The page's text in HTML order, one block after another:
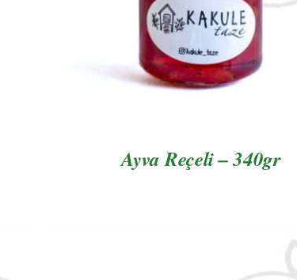
Ayva Reçeli – 340gr